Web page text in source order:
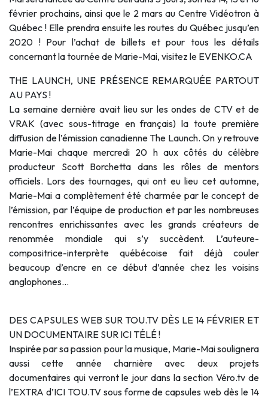
février prochains, ainsi que le 2 mars au Centre Vidéotron à
Québec ! Elle prendra ensuite les routes du Québec jusqu’en
2020 ! Pour l’achat de billets et pour tous les détails
concernant la tournée de Marie-Mai, visitez le EVENKO.CA
THE LAUNCH, UNE PRÉSENCE REMARQUÉE PARTOUT
AU PAYS !
La semaine dernière avait lieu sur les ondes de CTV et de
VRAK (avec sous-titrage en français) la toute première
diffusion de l’émission canadienne The Launch. On y retrouve
Marie-Mai chaque mercredi 20 h aux côtés du célèbre
producteur Scott Borchetta dans les rôles de mentors
officiels. Lors des tournages, qui ont eu lieu cet automne,
Marie-Mai a complètement été charmée par le concept de
l’émission, par l’équipe de production et par les nombreuses
rencontres enrichissantes avec les grands créateurs de
renommée mondiale qui s’y succèdent. L’auteure-
compositrice-interprète québécoise fait déjà couler
beaucoup d’encre en ce début d’année chez les voisins
anglophones…
DES CAPSULES WEB SUR TOU.TV DÈS LE 14 FÉVRIER ET
UN DOCUMENTAIRE SUR ICI TÉLÉ !
Inspirée par sa passion pour la musique, Marie-Mai soulignera
aussi cette année charnière avec deux projets
documentaires qui verront le jour dans la section Véro.tv de
l’EXTRA d’ICI TOU.TV sous forme de capsules web dès le 14